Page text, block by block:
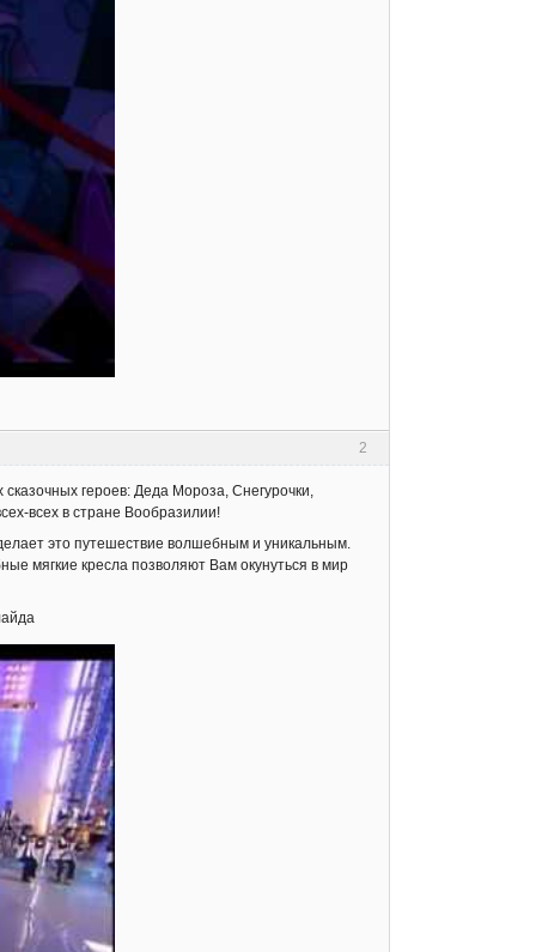
2
героев: Деда Мороза, Снегурочки,
всех в стране Вообразилии!
это путешествие волшебным и уникальным.
мягкие кресла позволяют Вам окунуться в мир